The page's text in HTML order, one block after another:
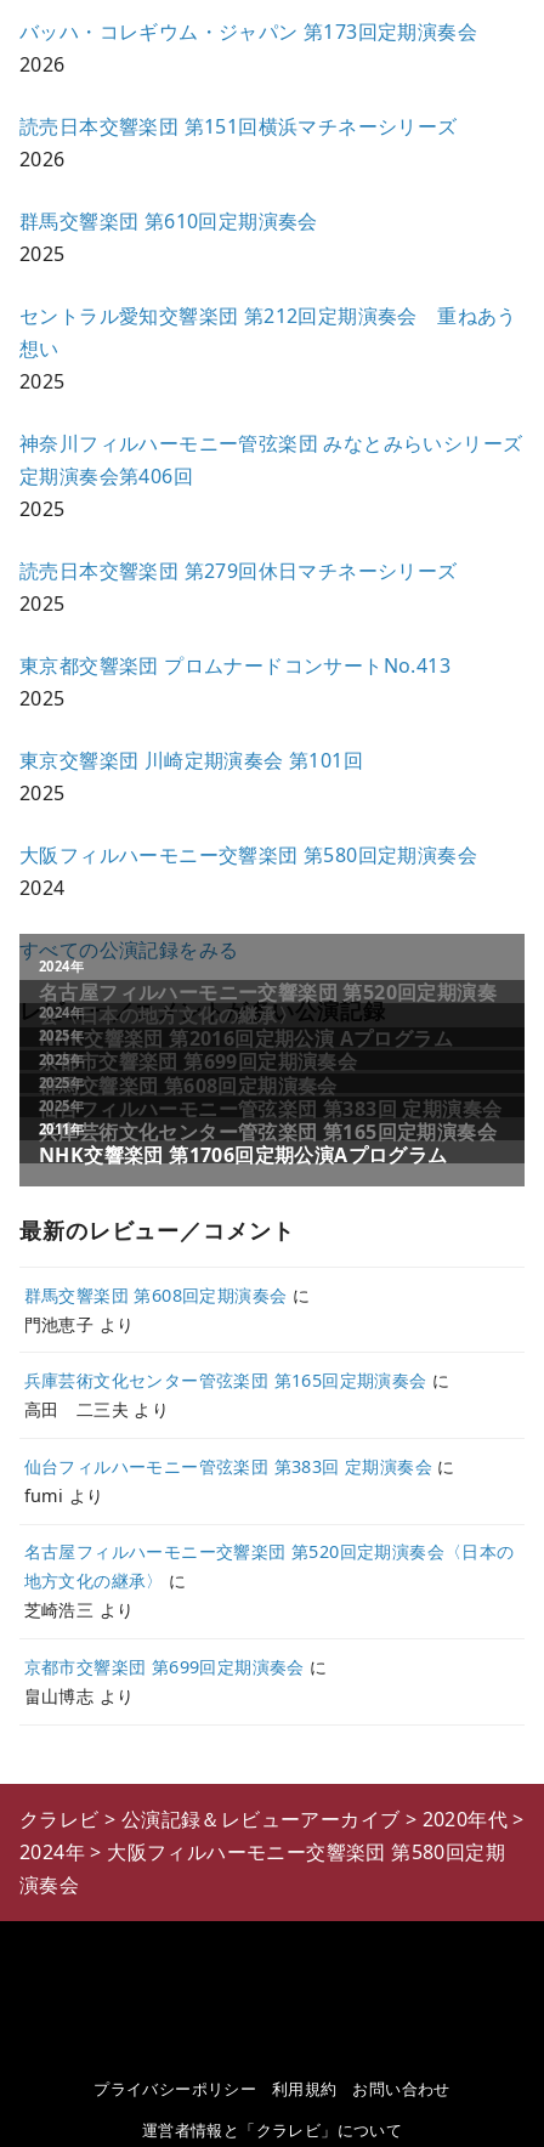
バッハ・コレギウム・ジャパン 第173回定期演奏会
2026
読売日本交響楽団 第151回横浜マチネーシリーズ
2026
群馬交響楽団 第610回定期演奏会
2025
セントラル愛知交響楽団 第212回定期演奏会 重ねあう
想い
2025
神奈川フィルハーモニー管弦楽団 みなとみらいシリーズ
定期演奏会第406回
2025
読売日本交響楽団 第279回休日マチネーシリーズ
2025
東京都交響楽団 プロムナードコンサートNo.413
2025
東京交響楽団 川崎定期演奏会 第101回
2025
大阪フィルハーモニー交響楽団 第580回定期演奏会
2024
すべての公演記録をみる
レビュー／コメントが多い公演記録
最新のレビュー／コメント
群馬交響楽団 第608回定期演奏会 に
門池恵子 より
兵庫芸術文化センター管弦楽団 第165回定期演奏会 に
高田 二三夫 より
仙台フィルハーモニー管弦楽団 第383回 定期演奏会 に
fumi より
名古屋フィルハーモニー交響楽団 第520回定期演奏会〈日本の
地方文化の継承〉
に
芝崎浩三 より
京都市交響楽団 第699回定期演奏会 に
畠山博志 より
クラレビ > 公演記録＆レビューアーカイブ > 2020年代>
2024年> 大阪フィルハーモニー交響楽団 第580回定期
演奏会
プライバシーポリシー 利用規約
お問い合わせ
運営者情報と「クラレビ」について